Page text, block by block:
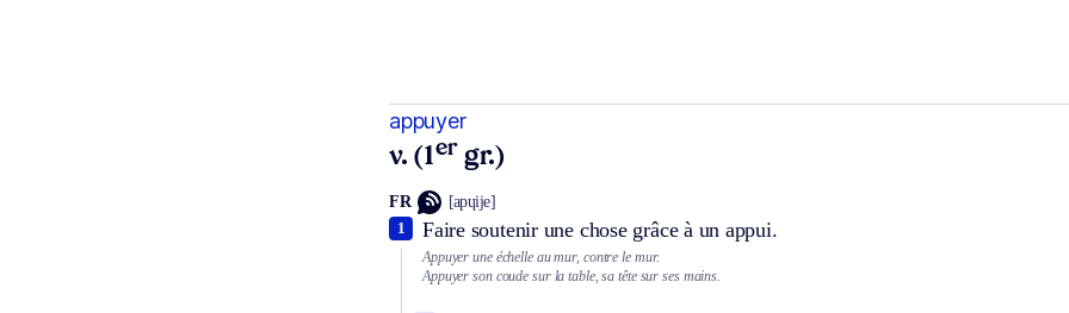
appuyer
v. (1er gr.)
FR [apɥije]
Faire soutenir une chose grâce à un appui.
1
Appuyer une échelle au mur, contre le mur.
Appuyer son coude sur la table, sa tête sur ses mains.